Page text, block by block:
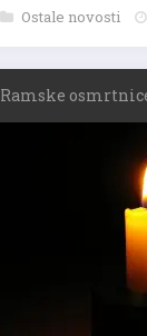
Ostale novosti
Ramske